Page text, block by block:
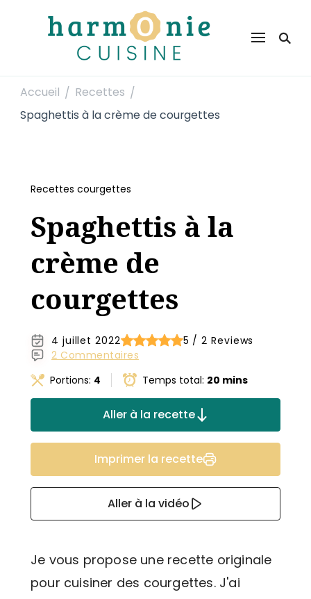
Harmonie Cuisine
Accueil / Recettes /
Spaghettis à la crème de courgettes
Recettes courgettes
Spaghettis à la
crème de
courgettes
4 juillet 2022
5 / 2 Reviews
2 Commentaires
Portions: 4 Temps total: 20 mins
Aller à la recette
Imprimer la recette
Aller à la vidéo
Je vous propose une recette originale
pour cuisiner des courgettes. J'ai